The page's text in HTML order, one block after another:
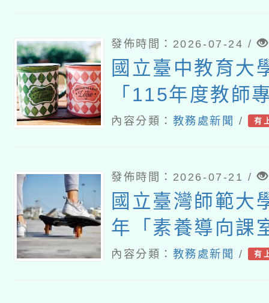
發佈時間：2026-07-24 /
國立臺中教育大
「115年度教師
習—「夢的N次
內容分類： 教務處新聞 / 有
發佈時間：2026-07-21 /
國立臺灣師範大
年「素養導向課
建置暨推廣計畫
內容分類： 教務處新聞 / 有